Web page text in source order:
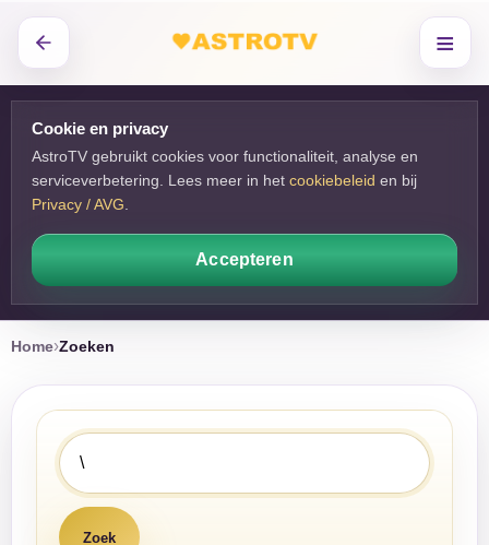
≡
Cookie en privacy
AstroTV gebruikt cookies voor functionaliteit, analyse en
serviceverbetering. Lees meer in het cookiebeleid en bij
Privacy / AVG
Accepteren
Home Zoeken